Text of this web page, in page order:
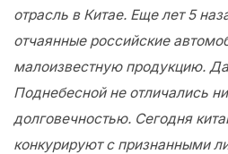
отрасль в Китае. Еще лет 5
отчаянные российские
малоизвестную продукцию.
Поднебесной не отличались
долговечностью. Сегодня
конкурируют с признанными